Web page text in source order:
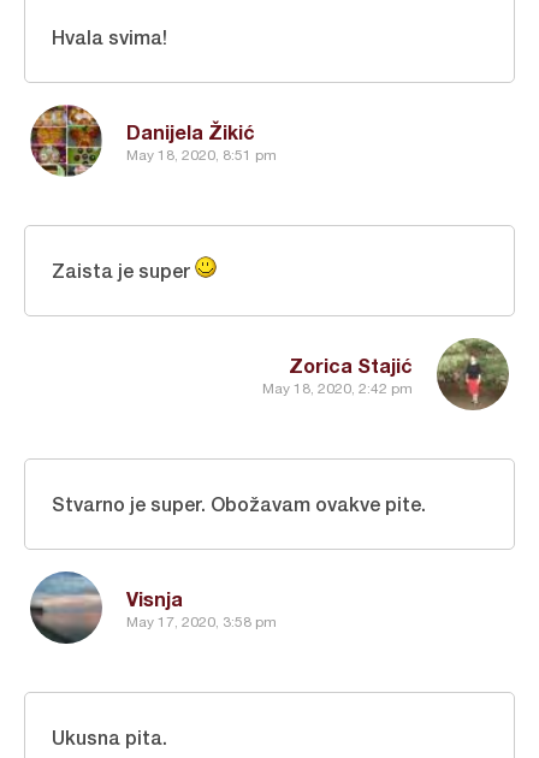
Danijela Žikić
May 18, 2020, 8:51 pm
Hvala svima!
Zorica Stajić
May 18, 2020, 2:42 pm
Zaista je super
Visnja
May 17, 2020, 3:58 pm
Stvarno je super. Obožavam ovakve pite.
Ukusna pita.